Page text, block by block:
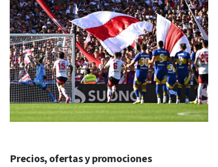
Precios, ofertas y promociones